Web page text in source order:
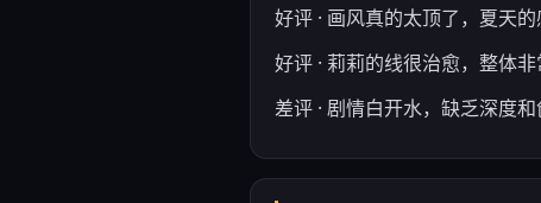
好评 · 画风真的太顶了，夏天
好评 · 莉莉的线很治愈，整体
差评 · 剧情白开水，缺乏深度